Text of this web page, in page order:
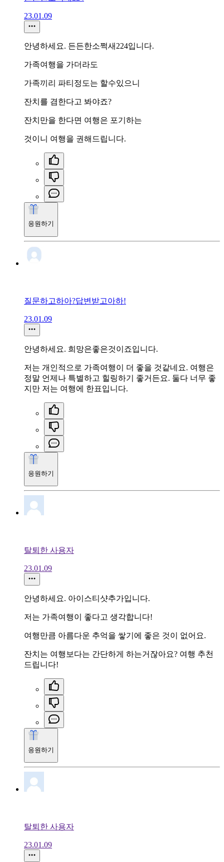
23.01.09
안녕하세요. 든든한소쩍새224입니다.
가족여행을 가더라도
가족끼리 파티정도는 할수있으니
잔치를 겸한다고 봐야죠?
잔치만을 한다면 여행은 포기하는
것이니 여행을 권해드립니다.
응원하기
질문하고하아?답변받고아하!
23.01.09
안녕하세요. 희망은좋은것이죠입니다.
저는 개인적으로 가족여행이 더 좋을 것같네요. 여행은
정말 언제나 특별하고 힐링하기 좋거든요. 둘다 너무 좋
지만 저는 여행에 한표입니다.
응원하기
탈퇴한 사용자
23.01.09
안녕하세요. 아이스티샷추가입니다.
저는 가족여행이 좋다고 생각합니다!
여행만큼 아름다운 추억을 쌓기에 좋은 것이 없어요.
잔치는 여행보다는 간단하게 하는거잖아요? 여행 추천
드립니다!
응원하기
탈퇴한 사용자
23.01.09